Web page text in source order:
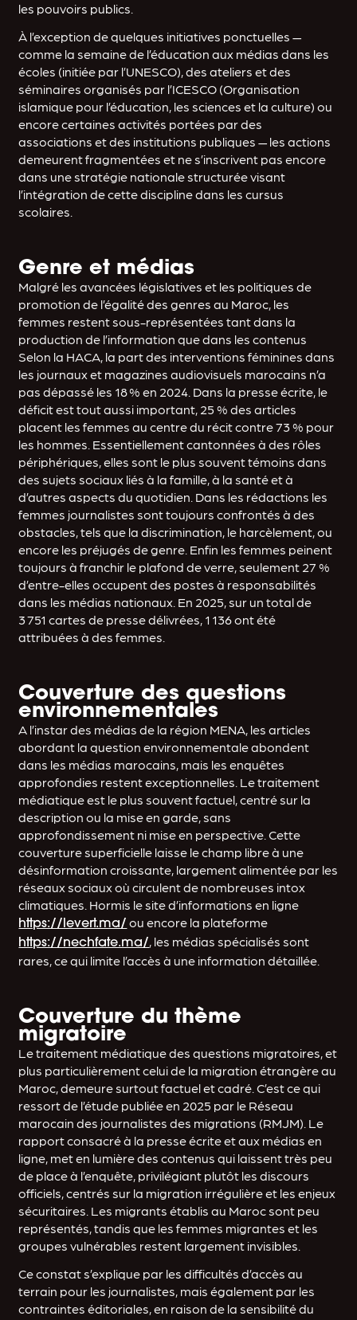
les pouvoirs publics.
À l’exception de quelques initiatives ponctuelles —
comme la semaine de l’éducation aux médias dans les
écoles (initiée par l’UNESCO), des ateliers et des
séminaires organisés par l’ICESCO (Organisation
islamique pour l’éducation, les sciences et la culture) ou
encore certaines activités portées par des
associations et des institutions publiques — les actions
demeurent fragmentées et ne s’inscrivent pas encore
dans une stratégie nationale structurée visant
l’intégration de cette discipline dans les cursus
scolaires.
Genre et médias
Malgré les avancées législatives et les politiques de
promotion de l’égalité des genres au Maroc, les
femmes restent sous-représentées tant dans la
production de l’information que dans les contenus
Selon la HACA, la part des interventions féminines dans
les journaux et magazines audiovisuels marocains n’a
pas dépassé les 18 % en 2024. Dans la presse écrite, le
déficit est tout aussi important, 25 % des articles
placent les femmes au centre du récit contre 73 % pour
les hommes. Essentiellement cantonnées à des rôles
périphériques, elles sont le plus souvent témoins dans
des sujets sociaux liés à la famille, à la santé et à
d’autres aspects du quotidien. Dans les rédactions les
femmes journalistes sont toujours confrontés à des
obstacles, tels que la discrimination, le harcèlement, ou
encore les préjugés de genre. Enfin les femmes peinent
toujours à franchir le plafond de verre, seulement 27 %
d’entre-elles occupent des postes à responsabilités
dans les médias nationaux. En 2025, sur un total de
3 751 cartes de presse délivrées, 1 136 ont été
attribuées à des femmes.
Couverture des questions
environnementales
A l’instar des médias de la région MENA, les articles
abordant la question environnementale abondent
dans les médias marocains, mais les enquêtes
approfondies restent exceptionnelles. Le traitement
médiatique est le plus souvent factuel, centré sur la
description ou la mise en garde, sans
approfondissement ni mise en perspective. Cette
couverture superficielle laisse le champ libre à une
désinformation croissante, largement alimentée par les
réseaux sociaux où circulent de nombreuses intox
climatiques. Hormis le site d’informations en ligne
https://levert.ma/ ou encore la plateforme
https://nechfate.ma/, les médias spécialisés sont
rares, ce qui limite l’accès à une information détaillée.
Couverture du thème
migratoire
Le traitement médiatique des questions migratoires, et
plus particulièrement celui de la migration étrangère au
Maroc, demeure surtout factuel et cadré. C’est ce qui
ressort de l’étude publiée en 2025 par le Réseau
marocain des journalistes des migrations (RMJM). Le
rapport consacré à la presse écrite et aux médias en
ligne, met en lumière des contenus qui laissent très peu
de place à l’enquête, privilégiant plutôt les discours
officiels, centrés sur la migration irrégulière et les enjeux
sécuritaires. Les migrants établis au Maroc sont peu
représentés, tandis que les femmes migrantes et les
groupes vulnérables restent largement invisibles.
Ce constat s’explique par les difficultés d’accès au
terrain pour les journalistes, mais également par les
contraintes éditoriales, en raison de la sensibilité du